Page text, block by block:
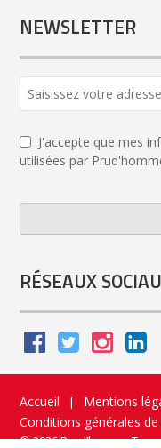
NEWSLETTER
J'accepte que mes
utilisées par
Name *
RÉSEAUX
Accueil | Mentions
Conditions générales
© 2026 Prud’homme